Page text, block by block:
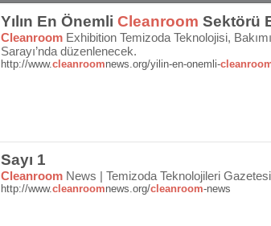
Yılın En Önemli Cleanroom Sektörü
Cleanroom Exhibition Temizoda Teknolojisi,
Sarayı’nda düzenlenecek.
http://www.cleanroomnews.org/yilin-en-onemli-
Sayı 1
Cleanroom News | Temizoda Teknolojileri Gazetesi
http://www.cleanroomnews.org/cleanroom-news